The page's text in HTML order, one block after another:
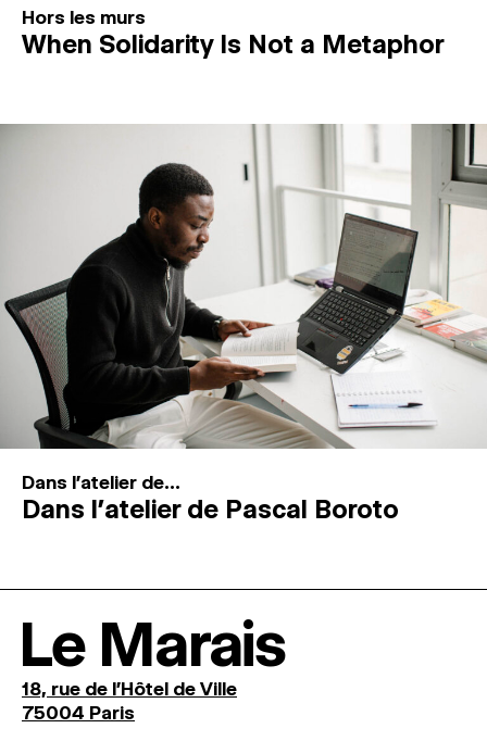
Hors les murs
When Solidarity Is Not a Metaphor
Dans l'atelier de...
Dans l’atelier de Pascal Boroto
Le Marais
18, rue de l'Hôtel de Ville
75004 Paris